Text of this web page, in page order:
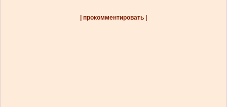
| прокомментировать |